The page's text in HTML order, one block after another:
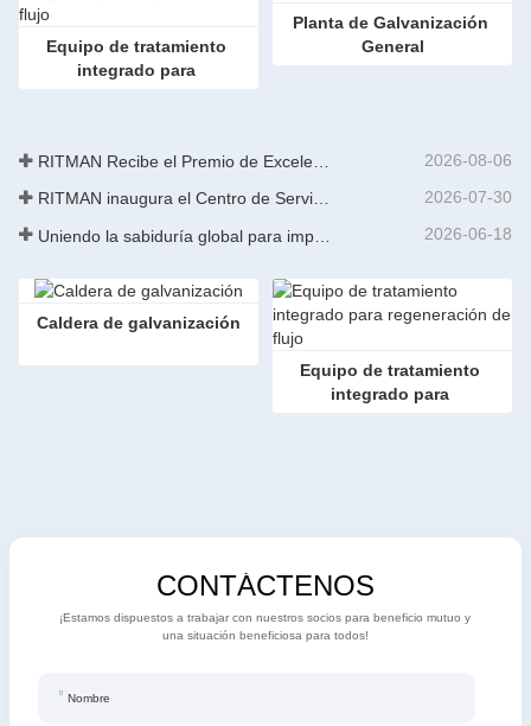
Equipo de tratamiento
integrado para
Planta de Galvanización
General
2026-08-06
RITMAN inaugura el Centro de Servicio al Cliente Global para elevar el soporte de ciclo de vida completo para clientes en todo el mundo 2026-07-30
2026-06-18
Caldera de galvanización
Equipo de tratamiento
integrado para
CONTÁCTENOS
¡Estamos dispuestos a trabajar con nuestros socios para beneficio mutuo y
una situación beneficiosa para todos!
Nombre